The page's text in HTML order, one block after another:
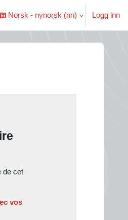
Norsk - nynorsk ‎(nn)‎ Logg inn
de cet
vos